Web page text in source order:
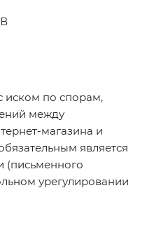
иском по спорам,
между
магазина и
является
(письменного
урегулировании